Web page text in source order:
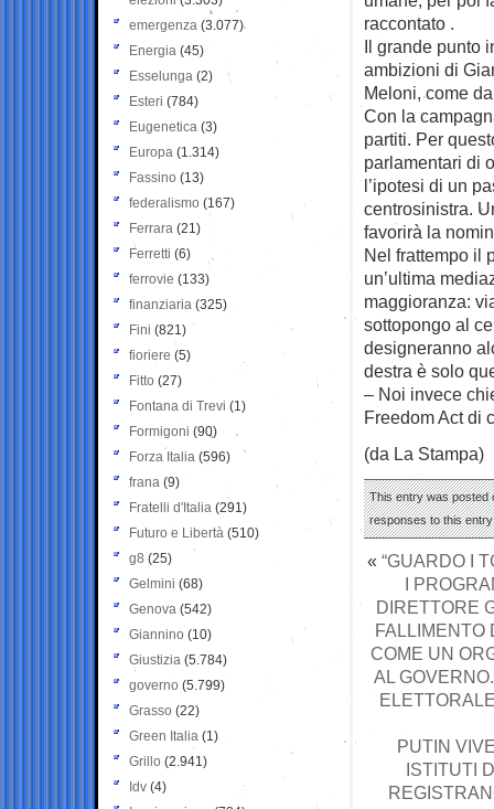
raccontato .
Il grande punto
ambizioni di
Meloni, come
Con la
partiti. Per
parlamentari di
l’ipotesi di un
centrosinistra.
favorirà la
Nel frattempo il
un’ultima
maggioranza:
sottopongo al
designeranno
destra è solo
– Noi invece
Freedom Act di
(da La Stampa)
This entry was posted
responses to this
« “GUARDO I
I
DIRETTORE
FALLIMENTO
COME UN
AL
PUTIN
ISTITUTI
emergenza (3.077)
Energia (45)
Esselunga (2)
Esteri (784)
Eugenetica (3)
Europa (1.314)
Fassino (13)
federalismo (167)
Ferrara (21)
Ferretti (6)
ferrovie (133)
finanziaria (325)
Fini (821)
fioriere (5)
Fitto (27)
Fontana di Trevi (1)
Formigoni (90)
Forza Italia (596)
frana (9)
Fratelli d'Italia (291)
Futuro e Libertà (510)
g8 (25)
Gelmini (68)
Genova (542)
Giannino (10)
Giustizia (5.784)
governo (5.799)
Grasso (22)
Green Italia (1)
Grillo (2.941)
Idv (4)